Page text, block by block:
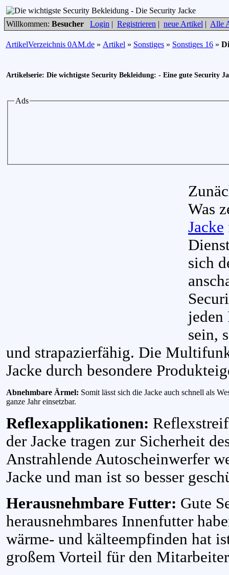
Willkommen: Besucher Login | Registrieren | neue Artikel | Alle
ArtikelVerzeichnis 0AM.de » Artikel » Sonstiges » Sonstiges 16 »
Artikelserie: Die wichtigste Security Bekleidung: - Eine gute Security
Ads
Was
Jacke
sich
jeden
sein,
und strapazierfähig. Die
Jacke durch besondere
Abnehmbare Ärmel: Somit lässt sich die Jacke auch schnell als
ganze Jahr einsetzbar.
Reflexapplikationen:
der Jacke tragen zur Sicherheit
Anstrahlende Autoscheinwerfer
Jacke und man ist so besser
Herausnehmbare Futter: Gute
herausnehmbares Innenfutter
wärme- und kälteempfinden hat
großem Vorteil für den